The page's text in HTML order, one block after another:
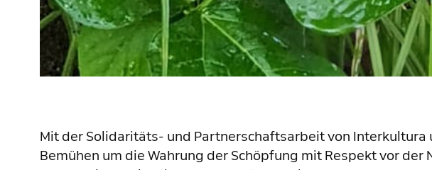
Mit der Solidaritäts- und Partnerschaftsarbeit von
Bemühen um die Wahrung der Schöpfung mit Respekt vor